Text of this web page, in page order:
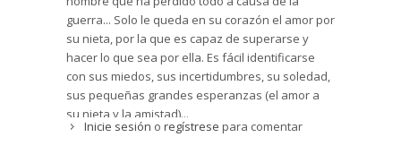
esté llena de trabajo y esfuerzo, nunca olvidará
la felicidad de su infancia, la fantasía de sus
leyendas, la esperanza de sus canciones (la
nana de la esperanza que una y otra vez le
canta a su nieta). En su modesta maleta, que
contiene sus mayores tesoros, solo lleva un
saquito de tierra y una foto descolorida, la única
forma ya de seguir atado a “su aldea, su país, su
guerra... Solo le queda en su corazón el amor por
su nieta, por la que es capaz de superarse y
hacer lo que sea por ella. Es fácil identificarse
con sus miedos, sus incertidumbres, su soledad,
sus pequeñas grandes esperanzas (el amor a
su nieta y la amistad)...
Inicie sesión o regístrese para comentar